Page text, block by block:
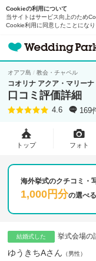
Cookieの利用について
当サイトはサービス向上のため
Cookie利用に同意したことになり
オアフ島 教会・チャペル
コオリナ アクア・マリーナ
口コミ評価詳細
4.6 169
トップ フォト
海外挙式のクチコミ・
1,000円分の選べ
結婚式した 挙式会場の
ゆうきちAさん
男性